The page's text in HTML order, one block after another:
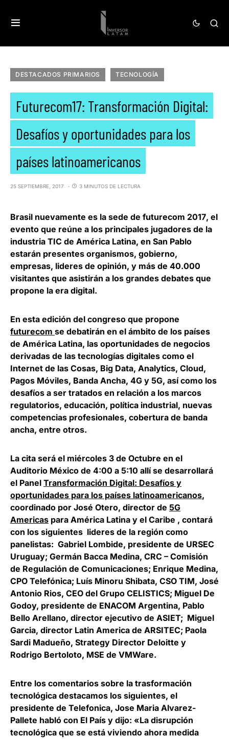
DESTACADOS PRIMARIOS TECNOLOGÍA
Futurecom17: Transformación Digital:
Desafíos y oportunidades para los
países latinoamericanos
25 SEPTIEMBRE, 2017 3 MINUTOS DE LECTURA
Brasil nuevamente es la sede de futurecom 2017, el
evento que reúne a los principales jugadores de la
industria TIC de América Latina, en San Pablo
estarán presentes organismos, gobierno,
empresas, lideres de opinión, y más de 40.000
visitantes que asistirán a los grandes debates que
propone la era digital.
En esta edición del congreso que propone
futurecom se debatirán en el ámbito de los países
de América Latina, las oportunidades de negocios
derivadas de las tecnologías digitales como el
Internet de las Cosas, Big Data, Analytics, Cloud,
Pagos Móviles, Banda Ancha, 4G y 5G, así como los
desafíos a ser tratados en relación a los marcos
regulatorios, educación, política industrial, nuevas
competencias profesionales, cobertura de banda
ancha, entre otros.
La cita será el miércoles 3 de Octubre en el
Auditorio México de 4:00 a 5:10 allí se desarrollará
el Panel Transformación Digital: Desafíos y
oportunidades para los países latinoamericanos,
coordinado por José Otero, director de 5G
Americas para América Latina y el Caribe , contará
con los siguientes lideres de la región como
panelistas: Gabriel Lombide, presidente de URSEC
Uruguay; Germán Bacca Medina, CRC – Comisión
de Regulación de Comunicaciones; Enrique Medina,
CPO Telefónica; Luís Minoru Shibata, CSO TIM, José
Antonio Rios, CEO del Grupo CELISTICS; Miguel De
Godoy, presidente de ENACOM Argentina, Pablo
Bello Arellano, director ejecutivo de ASIET; Miguel
Garcia, director Latin America de ARSITEC; Paola
Sardi Madueño, Strategy Director Deloitte y
Rodrigo Bertoloto, MSE de VMWare.
Entre los comentarios sobre la trasformación
tecnológica destacamos los siguientes, el
presidente de Telefonica, Jose Maria Alvarez-
Pallete habló con El País y dijo: «La disrupción
tecnológica que se está viviendo ahora medida